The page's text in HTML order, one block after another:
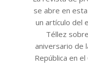
se abre en
un artículo del
Téllez
aniversario de
República en